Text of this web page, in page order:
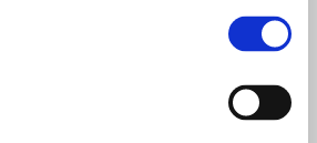
pack, loyalty is earned, not
the pull he feels toward Kari
a physical bond immediate
though Andreas wants to win
nu există recenzii